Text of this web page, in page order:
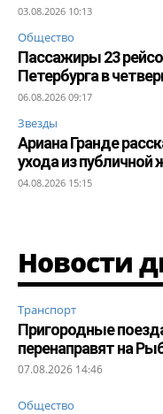
03.08.2026 10:13
Общество
Пассажиры 23
Петербурга в
06.08.2026 09:17
Звезды
Ариана Гранде
ухода из публичной
04.08.2026 15:15
Новости
Транспорт
Пригородные
перенаправят на
07.08.2026 14:46
Общество